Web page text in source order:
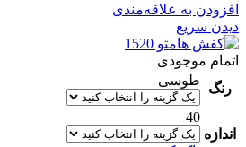
افزودن به علاقه‌مندی
دیدن سریع
اتمام موجودی
رنگ
طوسی
اندازه
40